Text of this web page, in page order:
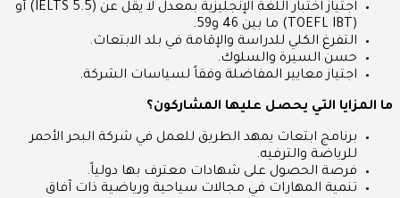
اجتياز اختبار اللغة الإنجليزية بمعدل لا يقل عن (IELTS 5.5) أو
(TOEFL IBT) ما بين 46 و59.
التفرغ الكلي للدراسة والإقامة في بلد الابتعاث.
حسن السيرة والسلوك.
اجتياز معايير المفاضلة وفقاً لسياسات الشركة.
ما المزايا التي يحصل عليها المشاركون؟
برنامج ابتعاث يمهد الطريق للعمل في شركة البحر الأحمر
للرياضة والترفيه.
فرصة الحصول على شهادات معترف بها دولياً.
تنمية المهارات في مجالات سياحية ورياضية ذات آفاق